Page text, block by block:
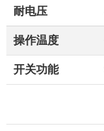
耐电压
操作温度
开关功能